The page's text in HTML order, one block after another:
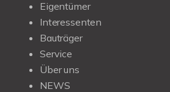
Eigentümer
Interessenten
Bauträger
Service
Über uns
NEWS